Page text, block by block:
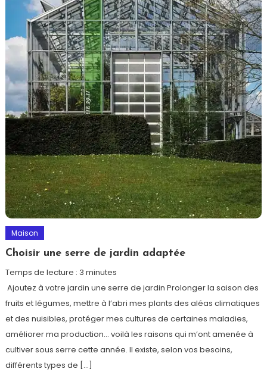
Maison
Choisir une serre de jardin adaptée
Temps de lecture : 3 minutes
Ajoutez à votre jardin une serre de jardin Prolonger la saison des
fruits et légumes, mettre à l’abri mes plants des aléas climatiques
et des nuisibles, protéger mes cultures de certaines maladies,
améliorer ma production… voilà les raisons qui m’ont amenée à
cultiver sous serre cette année. Il existe, selon vos besoins,
différents types de […]